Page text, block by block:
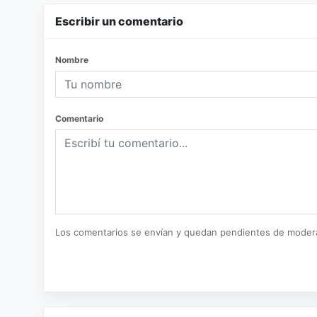
Escribir un comentario
Nombre
Comentario
Los comentarios se envían y quedan pendientes de